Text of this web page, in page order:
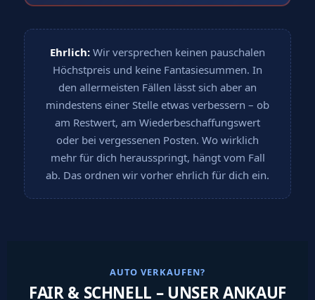
Ehrlich: Wir versprechen keinen pauschalen
Höchstpreis und keine Fantasiesummen. In
den allermeisten Fällen lässt sich aber an
mindestens einer Stelle etwas verbessern – ob
am Restwert, am Wiederbeschaffungswert
oder bei vergessenen Posten. Wo wirklich
mehr für dich herausspringt, hängt vom Fall
ab. Das ordnen wir vorher ehrlich für dich ein.
AUTO VERKAUFEN?
FAIR & SCHNELL – UNSER ANKAUF